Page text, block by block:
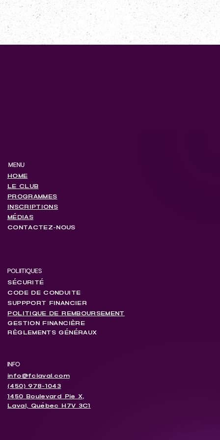
MENU
HOME
LE CLUB
PROGRAMMES
INSCRIPTIONS
MÉDIAS
CONTACTEZ-NOUS
POLIITIQUES
SÉCURITÉ
CODE DE CONDUITE
SUPPPORT FINANCIER
POLITIQUE DE REMBOURSEMENT
GESTION FINANCIÈRE
RÈGLEMENTS GÉNÉRAUX
INFO
info@fclaval.com
(450) 978-1043
1450 Boulevard Pie X,
Laval, Québec H7V 3C1